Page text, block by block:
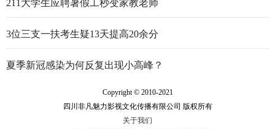
211大学生应聘暑假工秒变家教老师
3位三支一扶考生疑13天提高20余分
夏季新冠感染为何反复出现小高峰？
Copyright © 2010-2021
四川非凡魅力影视文化传播有限公司 版权所有
关于我们